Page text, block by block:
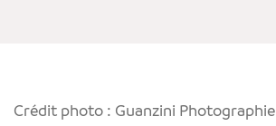
Crédit photo : Guanzini Photographie